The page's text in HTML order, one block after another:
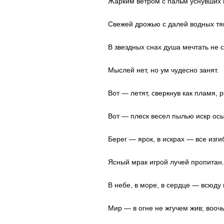
Свежей дрожью с далей водных
В звездных снах душа мечтать не
Мыслей нет, но ум чудесно занят.
Вот — летят, сверкнув как пламя,
Вот — плеск весел пылью искр
Берег — ярок, в искрах — все
Ясный мрак игрой лучей пропитан.
В небе, в море, в сердце — всюду
Мир — в огне не жгучем жив;